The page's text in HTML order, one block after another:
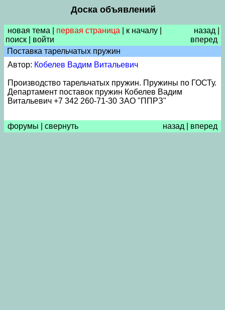
Доска объявлений
новая тема первая страница к началу
поиск
войти
назад
вперед
Поставка тарельчатых пружин
Автор: Кобелев Вадим Витальевич
Производство тарельчатых пружин. Пружины по ГОСТу.
Департамент поставок пружин Кобелев Вадим
Витальевич +7 342 260-71-30 ЗАО "ППРЗ"
форумы свернуть назад вперед